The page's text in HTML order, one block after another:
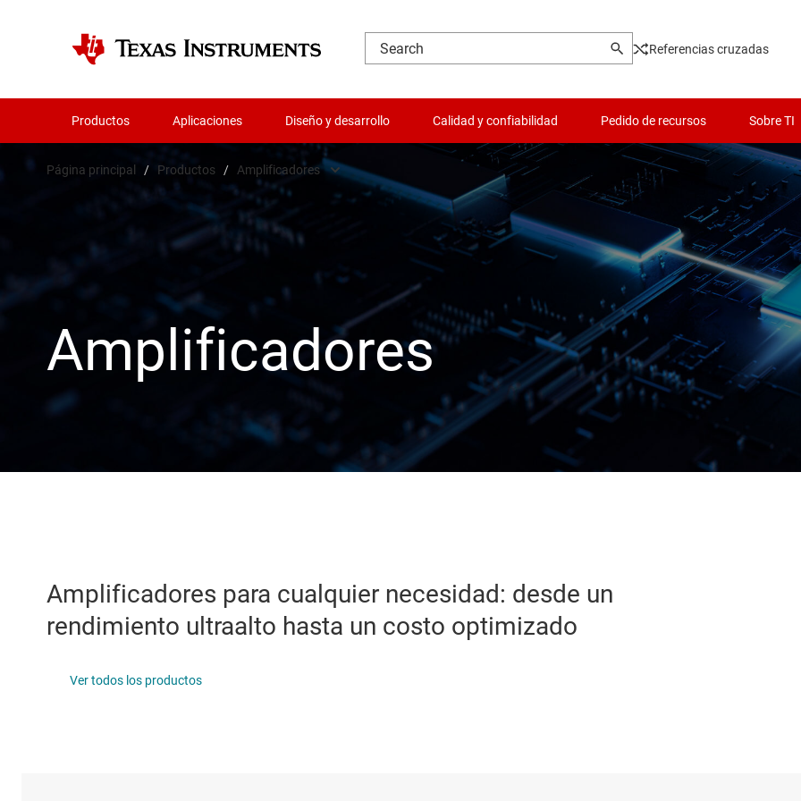
Referencias cruzadas
Productos Aplicaciones Diseño y desarrollo Calidad y confiabilidad Pedido de recursos Sobre TI
Página principal / Productos / Amplificadores
Audio, háptica y piezoeléctrica
Relojes y sincronización
Convertidores de datos
Servicios de chip y oblea
Interfaz
Lógica y traducción de
Microcontroladores (MCU)
Controladores para
Administración de potencia
Radiofrecuencia y
Sensores
Interruptores y
Amplificadores
Amplificadores para cualquier necesidad: desde un
rendimiento ultraalto hasta un costo optimizado
Ver todos los productos